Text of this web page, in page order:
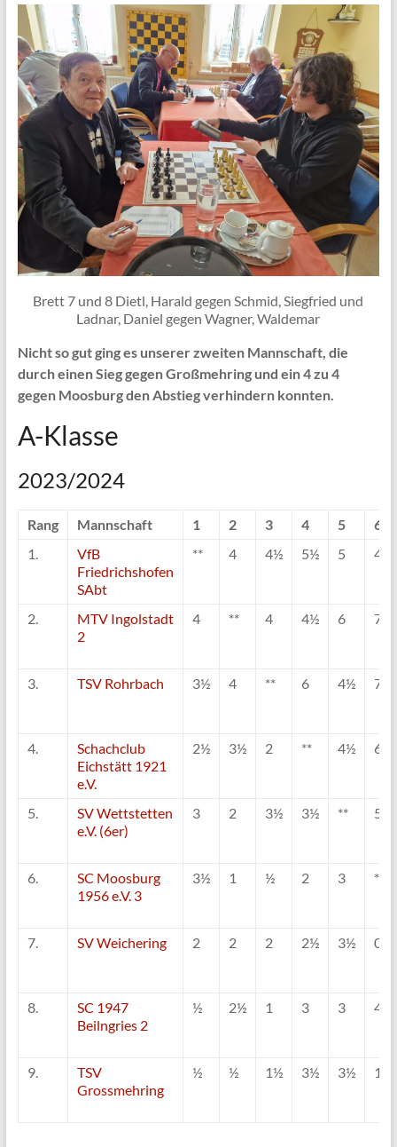
Brett 7 und 8 Dietl, Harald gegen Schmid, Siegfried und
Ladnar, Daniel gegen Wagner, Waldemar
Nicht so gut ging es unserer zweiten Mannschaft, die
durch einen Sieg gegen Großmehring und ein 4 zu 4
gegen Moosburg den Abstieg verhindern konnten.
A-Klasse
2023/2024
Rang Mannschaft 1 2 3 4 5
6
1.
VfB
Friedrichshofen
SAbt
** 4 4½ 5½ 5 4½
2.
MTV Ingolstadt
2
4 ** 4 4½ 6 7
3. TSV Rohrbach 3½ 4 ** 6 4½ 7½
4.
Schachclub
Eichstätt 1921
e.V.
2½ 3½ 2 ** 4½ 6
5.
SV Wettstetten
e.V. (6er)
3 2 3½ 3½ ** 5
6.
SC Moosburg
1956 e.V. 3
3½ 1 ½ 2 3 **
7. SV Weichering 2 2 2 2½ 3½ 0
8.
SC 1947
Beilngries 2
½ 2½ 1 3 3 4
9.
TSV
Grossmehring
½ ½ 1½ 3½ 3½ 1